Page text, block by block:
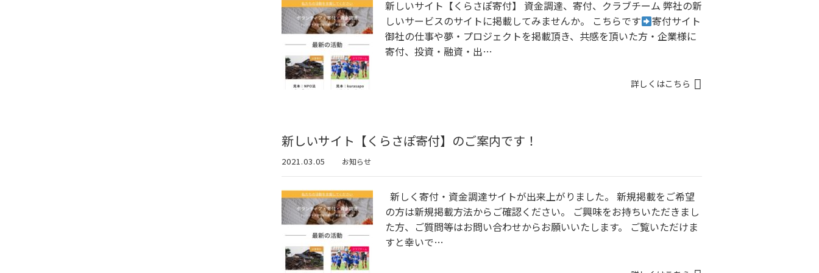
新しいサイト【くらさぽ寄付】 資金調達、寄付、クラブチーム 弊社の新
しいサービスのサイトに掲載してみませんか。 こちらです
寄付サイト
御社の仕事や夢・プロジェクトを掲載頂き、共感を頂いた方・企業様に
寄付、投資・融資・出…
詳しくはこちら
新しいサイト【くらさぽ寄付】のご案内です！
2021.03.05 お知らせ
新しく寄付・資金調達サイトが出来上がりました。 新規掲載をご希望
の方は新規掲載方法からご確認ください。 ご興味をお持ちいただきまし
た方、ご質問等はお問い合わせからお願いいたします。 ご覧いただけま
すと幸いで…